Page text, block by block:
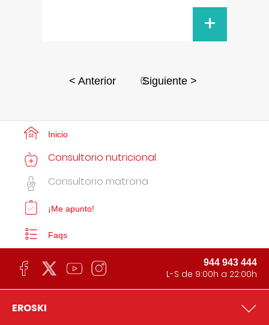
+
< Anterior 6Siguiente >
Inicio
Consultorio nutricional
Consultorio matrona
¡Me apunto!
Faqs
944 943 444
L-S de 9:00h a 22:00h
EROSKI